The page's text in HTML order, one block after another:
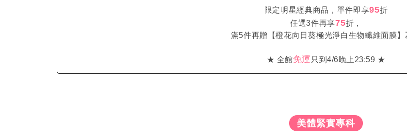
限定明星經典商品，單件即享95折
任選3件再享75折，
滿5件再贈【橙花向日葵極光淨白生物纖維面膜】
★ 全館免運 只到4/6晚上23:59 ★
美體緊實專科